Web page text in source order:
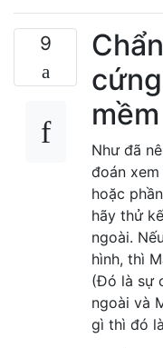
9
mềm
Như đã
đoán
hoặc
hãy thử
ngoài.
hình, thì
(Đó là sự
ngoài và
gì thì đó